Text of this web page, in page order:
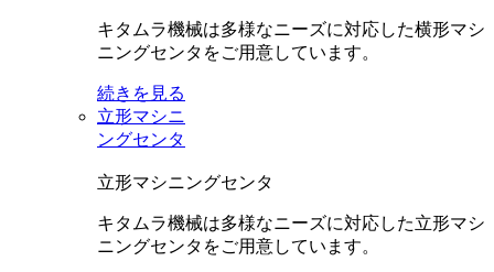
キタムラ機械は多様なニーズに対応した横形マシ
ニングセンタをご用意しています。
続きを見る
立形マシニ
ングセンタ
立形マシニングセンタ
キタムラ機械は多様なニーズに対応した立形マシ
ニングセンタをご用意しています。